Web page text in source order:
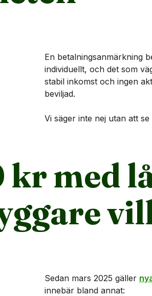
En betalningsanmärkning
individuellt, och det som
stabil inkomst och ingen
beviljad.
Vi säger inte nej utan att
med
Sedan mars 2025 gäller
innebär bland annat: